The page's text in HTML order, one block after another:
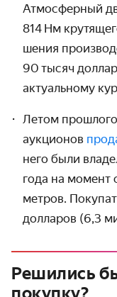
Атмосферный
814 Нм
шения
90 тысяч
актуаль­ному
Летом
аукционов
него были
года на момент
метров.
долларов (6,3
Решились